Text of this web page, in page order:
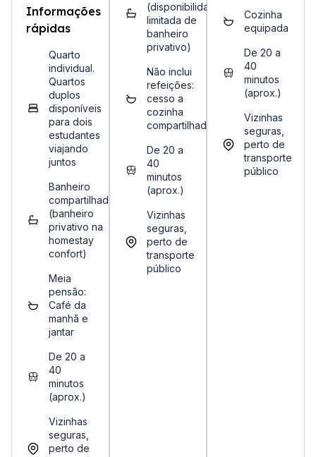
Informações
rápidas
Quarto
individual.
Quartos
duplos
disponíveis
para dois
estudantes
viajando
juntos
Banheiro
compartilhado
(banheiro
privativo na
homestay
confort)
Meia
pensão:
Café da
manhã e
jantar
De 20 a
40
minutos
(aprox.)
Vizinhas
seguras,
perto de
(disponibilidade
limitada de
banheiro
privativo)
Não inclui
refeições:
cesso a
cozinha
compartilhada
De 20 a
40
minutos
(aprox.)
Vizinhas
seguras,
perto de
transporte
público
Cozinha
equipada
De 20 a
40
minutos
(aprox.)
Vizinhas
seguras,
perto de
transporte
público